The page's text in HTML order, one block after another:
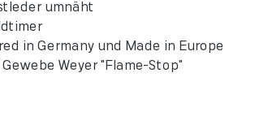
umnäht
in Germany und Made in Europe
Weyer "Flame-Stop"